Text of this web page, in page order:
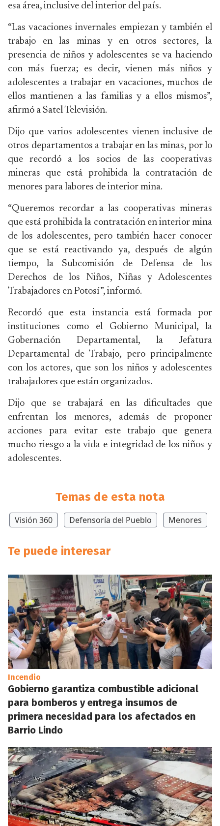
esa área, inclusive del interior del país.
“Las vacaciones invernales empiezan y también el
trabajo en las minas y en otros sectores, la
presencia de niños y adolescentes se va haciendo
con más fuerza; es decir, vienen más niños y
adolescentes a trabajar en vacaciones, muchos de
ellos mantienen a las familias y a ellos mismos”,
afirmó a Satel Televisión.
Dijo que varios adolescentes vienen inclusive de
otros departamentos a trabajar en las minas, por lo
que recordó a los socios de las cooperativas
mineras que está prohibida la contratación de
menores para labores de interior mina.
“Queremos recordar a las cooperativas mineras
que está prohibida la contratación en interior mina
de los adolescentes, pero también hacer conocer
que se está reactivando ya, después de algún
tiempo, la Subcomisión de Defensa de los
Derechos de los Niños, Niñas y Adolescentes
Trabajadores en Potosí”, informó.
Recordó que esta instancia está formada por
instituciones como el Gobierno Municipal, la
Gobernación Departamental, la Jefatura
Departamental de Trabajo, pero principalmente
con los actores, que son los niños y adolescentes
trabajadores que están organizados.
Dijo que se trabajará en las dificultades que
enfrentan los menores, además de proponer
acciones para evitar este trabajo que genera
mucho riesgo a la vida e integridad de los niños y
adolescentes.
Temas de esta nota
Visión 360 Defensoría del Pueblo Menores
Te puede interesar
Incendio
Gobierno garantiza combustible adicional
para bomberos y entrega insumos de
primera necesidad para los afectados en
Barrio Lindo